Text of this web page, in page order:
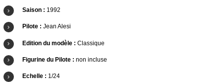
Saison : 1992
Pilote : Jean Alesi
Edition du modèle : Classique
Figurine du Pilote : non incluse
Echelle : 1/24